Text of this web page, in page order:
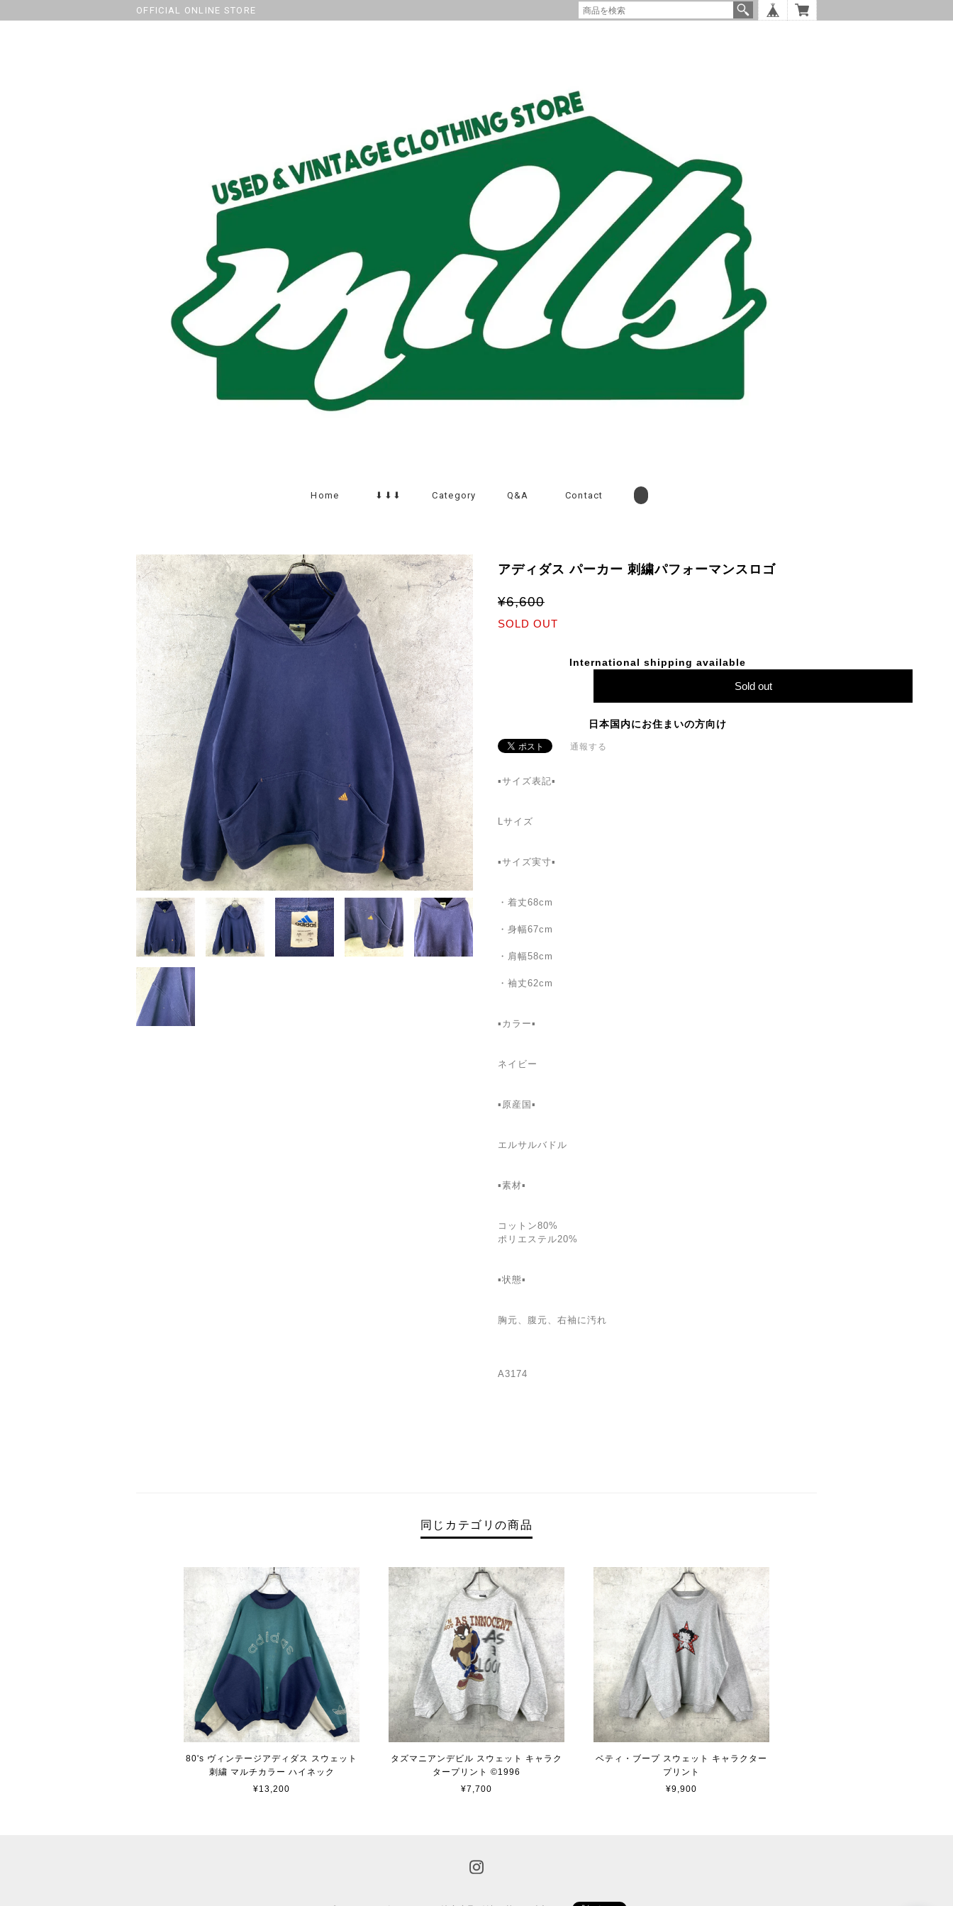
OFFICIAL ONLINE STORE
Home ⬇︎⬇︎⬇︎ Category Q&A Contact
アディダス パーカー 刺繍パフォーマンスロゴ
¥6,600
SOLD OUT
International shipping available
Sold out
日本国内にお住まいの方向け
通報する
▪️サイズ表記▪
Lサイズ
▪️サイズ実寸▪️
・着丈68cm
・身幅67cm
・肩幅58cm
・袖丈62cm
▪カラー▪
ネイビー
▪️原産国▪
エルサルバドル
▪️素材▪
コットン80%
ポリエステル20%
▪️状態▪️
胸元、腹元、右袖に汚れ
A3174
同じカテゴリの商品
80's ヴィンテージアディダス スウェット
刺繍 マルチカラー ハイネック
¥13,200
タズマニアンデビル スウェット キャラク
タープリント ©︎1996
¥7,700
ベティ・ブープ スウェット キャラクター
プリント
¥9,900